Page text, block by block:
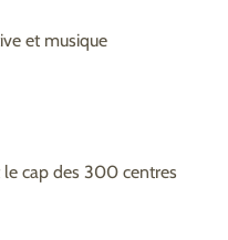
et musique
cap des 300 centres